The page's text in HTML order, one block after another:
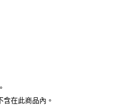
行
業銀行
在此商品內。